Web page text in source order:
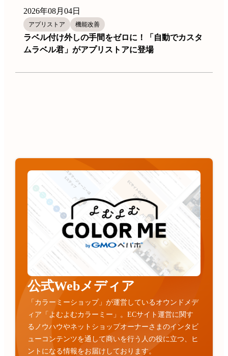
2026年08月04日
アプリストア 機能改善
ラベル付け外しの手間をゼロに！「自動でカスタ
ムラベル君」がアプリストアに登場
公式Webメディア
「カラーミーショップ」が運営しているオウンドメデ
ィア「よむよむカラーミー」。ECサイト運営に関す
るノウハウやネットショップオーナーさまのインタビ
ューコンテンツを通して商いを行う人の役に立つ、ヒ
ントになる情報をお届けしております。